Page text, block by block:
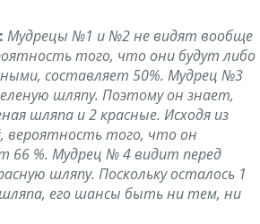
Мудрецы №1 и №2 не видят вообще
того, что они будут либо
составляет 50%. Мудрец №3
шляпу. Поэтому он знает,
шляпа и 2 красные. Исходя из
вероятность того, что он
66 %. Мудрец № 4 видит перед
шляпу. Поскольку осталось 1
шляпа, его шансы быть ни тем, ни